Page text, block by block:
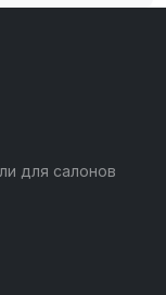
для салонов